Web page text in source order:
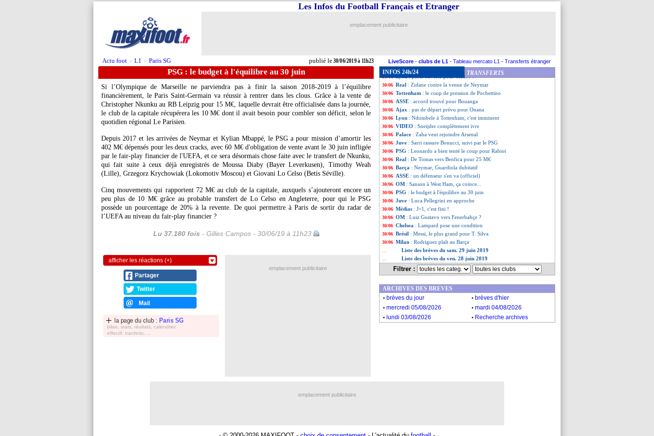
Actu foot > L1 > Paris SG publié le30/06/2019 à 11h23
Les Infos du Football Français et Etranger
emplacement publicitaire
LiveScore - clubs de L1 - Tableau mercato L1 - Transferts étranger
PSG : le budget à l'équilibre au 30 juin
Si l’Olympique de Marseille ne parviendra pas à finir la saison 2018-2019 à l’équilibre
financièrement, le Paris Saint-Germain va réussir à rentrer dans les clous. Grâce à la vente de
Christopher Nkunku au RB Leipzig pour 15 M€, laquelle devrait être officialisée dans la journée,
le club de la capitale récupérera les 10 M€ dont il avait besoin pour combler son déficit, selon le
quotidien régional Le Parisien.
Depuis 2017 et les arrivées de Neymar et Kylian Mbappé, le PSG a pour mission d’amortir les
402 M€ dépensés pour les deux cracks, avec 60 M€ d'obligation de vente avant le 30 juin infligée
par le fair-play financier de l'UEFA, et ce sera désormais chose faite avec le transfert de Nkunku,
qui fait suite à ceux déjà enregistrés de Moussa Diaby (Bayer Leverkusen), Timothy Weah
(Lille), Grzegorz Krychowiak (Lokomotiv Moscou) et Giovani Lo Celso (Betis Séville).
Cinq mouvements qui rapportent 72 M€ au club de la capitale, auxquels s’ajouteront encore un
peu plus de 10 M€ grâce au probable transfert de Lo Celso en Angleterre, pour qui le PSG
possède un pourcentage de 20% à la revente. De quoi permettre à Paris de sortir du radar de
l’UEFA au niveau du fair-play financier ?
Lu 37.180 fois - Gilles Campos - 30/06/19 à 11h23
afficher les réactions (+)
Partager
Twitter
Mail
la page du club : Paris SG
bilan, stats, réultats, calendrier,
effectif, tranferts, ...
INFOS 24h/24 TRANSFERTS
30/06 Reims: Mendy, c'est 10 M€
30/06 PHOTO: Rabiot est à Turin !
30/06 Bordeaux
30/06 Schalke : 15 M€ pour Kabak (officiel)
30/06 PSG: Neymar, Ménès pas tendre avec Le Graët
: porte ouverte pour Traoré ?
30/06 Real : Zidane contre la venue de Neymar
30/06 Tottenham : le coup de pression de Pochettino
30/06 ASSE : accord trouvé pour Bouanga
30/06 Ajax : pas de départ prévu pour Onana
30/06 Lyon : Ndombele à Tottenham, c'est imminent
30/06 VIDEO : Sneijder complètement ivre
30/06 Palace : Zaha veut rejoindre Arsenal
30/06 Juve : Sarri rassure Bonucci, suivi par le PSG
30/06 PSG : Leonardo a bien tenté le coup pour Rabiot
30/06 Real : De Tomas vers Benfica pour 25 M€
30/06 Barça : Neymar, Guardiola dubitatif
30/06 ASSE : un défenseur s'en va (officiel)
30/06 OM : Sanson à West Ham, ça coince...
30/06 PSG : le budget à l'équilibre au 30 juin
30/06 Juve : Luca Pellegrini en approche
30/06 Médias : J+1, c'est fini !
30/06 OM : Luiz Gustavo vers Fenerbahçe ?
30/06 Chelsea : Lampard pose une condition
30/06 Brésil : Messi, le plus grand pour T. Silva
30/06 Milan : Rodriguez plaît au Barça
Liste des brèves du sam. 29 juin 2019
Liste des brèves du ven. 28 juin 2019
Filtrer :
emplacement publicitaire
ARCHIVES DES BREVES
. brèves du jour . brèves d'hier
. mercredi 05/08/2026 . mardi 04/08/2026
. lundi 03/08/2026 . Recherche archives
emplacement publicitaire